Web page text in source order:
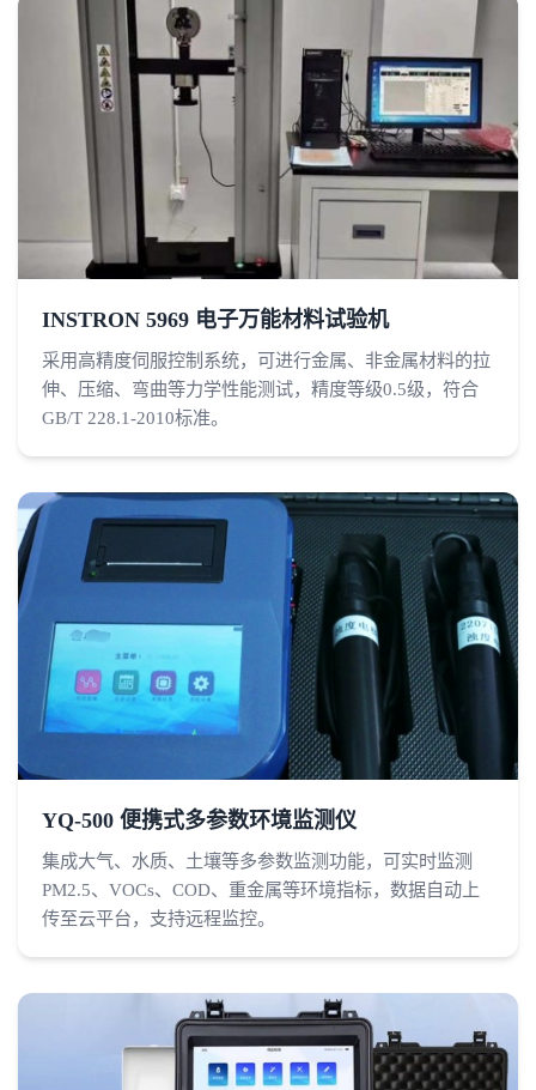
INSTRON 5969 电子万能材料试验机
采用高精度伺服控制系统，可进行金属、非金属材料的拉
伸、压缩、弯曲等力学性能测试，精度等级0.5级，符合
GB/T 228.1-2010标准。
YQ-500 便携式多参数环境监测仪
集成大气、水质、土壤等多参数监测功能，可实时监测
PM2.5、VOCs、COD、重金属等环境指标，数据自动上
传至云平台，支持远程监控。